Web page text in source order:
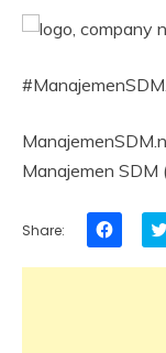
Manajemen SDM
Share:
to
on